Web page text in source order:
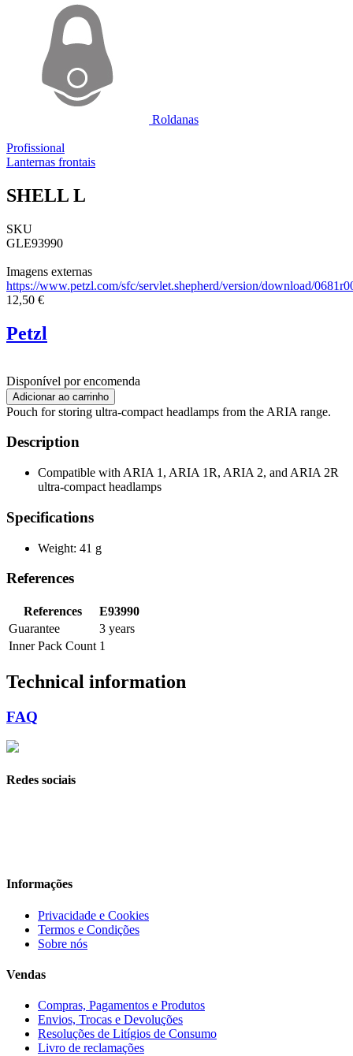
Roldanas
Profissional
Lanternas frontais
SHELL L
SKU
GLE93990
Imagens externas
https://www.petzl.com/sfc/servlet.shepherd/version/download/
12,50 €
Petzl
Disponível por encomenda
Pouch for storing ultra-compact headlamps from the ARIA range.
Description
Compatible with ARIA 1, ARIA 1R, ARIA 2, and ARIA 2R
ultra-compact headlamps
Specifications
Weight: 41 g
References
References
E93990
Guarantee
3 years
Inner Pack Count 1
Technical information
FAQ
Redes sociais
Informações
Privacidade e Cookies
Termos e Condições
Sobre nós
Vendas
Compras, Pagamentos e Produtos
Envios, Trocas e Devoluções
Resoluções de Litígios de Consumo
Livro de reclamações